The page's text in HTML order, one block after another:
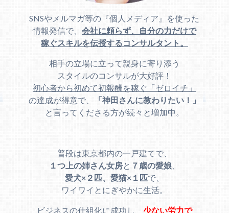
SNSやメルマガ等の『個人メディア』を使った
情報発信で、 会社に頼らず、自分の力だけで
稼ぐスキルを伝授するコンサルタント。
相手の立場に立って親身に寄り添う
スタイルのコンサルが大好評！
初心者から初めて初報酬を稼ぐ「ゼロイチ」
の達成が得意で、
「神田さんに教わりたい！」
と言ってくださる方が続々と増加中。
普段は東京都内の一戸建てで、
１つ上の姉さん女房と ７歳の愛娘、
愛犬×２匹、愛猫×１匹で、
ワイワイとにぎやかに生活。
ビジネスの仕組化に成功し、 少ない労力で